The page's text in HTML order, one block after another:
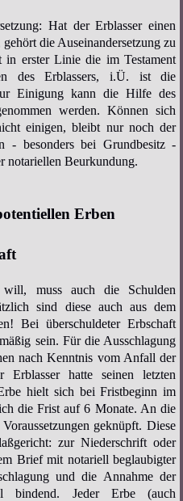
Hat der Erblasser einen
die Auseinandersetzung zu
in erster Linie die im Testament
des Erblassers, i.Ü. ist die
Einigung kann die Hilfe des
werden. Können sich
einigen, bleibt nur noch der
- besonders bei Grundbesitz -
notariellen Beurkundung.
Erben
muss auch die Schulden
sind diese auch aus dem
Bei überschuldeter Erbschaft
sein. Für die Ausschlagung
nach Kenntnis vom Anfall der
Erblasser hatte seinen letzten
hielt sich bei Fristbeginn im
die Frist auf 6 Monate. An die
geknüpft. Diese
zur Niederschrift oder
Brief mit notariell beglaubigter
und die Annahme der
Jeder Erbe (auch